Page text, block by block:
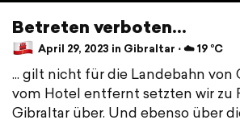
Betreten verboten...
April 29, 2023 in Gibraltar ⋅ ☁️ 19 °C
... gilt nicht für die Landebahn von
vom Hotel entfernt setzten wir zu
Gibraltar über. Und ebenso über